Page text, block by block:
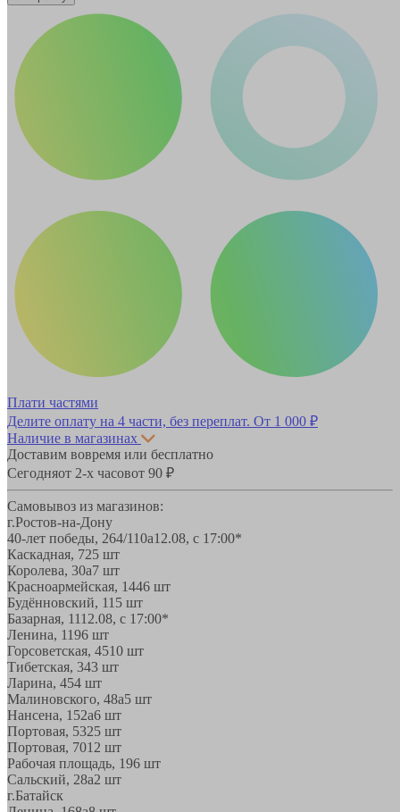
Плати частями
Делите оплату на 4 части, без переплат. От 1 000 ₽
Наличие в магазинах
Доставим вовремя или бесплатно
Сегодняот 2-х часовот 90 ₽
Самовывоз из магазинов:
г.Ростов-на-Дону
40-лет победы, 264/110а12.08, с 17:00*
Каскадная, 725 шт
Королева, 30а7 шт
Красноармейская, 1446 шт
Будённовский, 11 5 шт
Базарная, 1112.08, с 17:00*
Ленина, 1196 шт
Горсоветская, 4510 шт
Тибетская, 343 шт
Ларина, 454 шт
Малиновского, 48а5 шт
Нансена, 152а6 шт
Портовая, 5325 шт
Портовая, 7012 шт
Рабочая площадь, 196 шт
Сальский, 28a2 шт
г.Батайск